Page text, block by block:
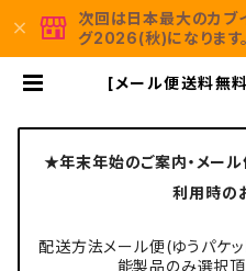
次回は日本最大のカブ
グ2026(秋)になります。
[メール便送料無
付属 バイク用タ
Moto＆Camp
★年末年始のご案内・メー
利用時の
配送方法メール便(ゆうパケ
能製品のみ選択頂